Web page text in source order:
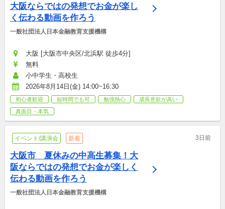
大阪ならではの発想でお金が楽し
く伝わる動画を作ろう
一般社団法人日本金融教育支援機構
大阪 [大阪市中央区/北浜駅 徒歩4分]
無料
小中学生・高校生
2026年8月14日(金) 14:00~16:30
初心者歓迎 短時間でも可 勉強熱心
成長意欲が高い
真面目・本気
イベント/講演会 新着 3日前
大阪市　夏休みの中高生募集！大
阪ならではの発想でお金が楽しく
伝わる動画を作ろう
一般社団法人日本金融教育支援機構